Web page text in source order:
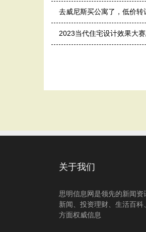
去威尼斯买公寓了，低价转
2023当代住宅设计效果大
关于我们
思明信息网是领先的新闻
新闻、投资理财、生活百
方面权威信息